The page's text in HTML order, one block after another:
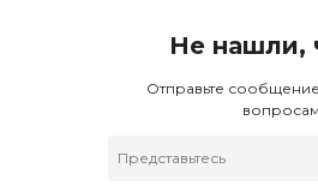
Не нашли,
Отправьте